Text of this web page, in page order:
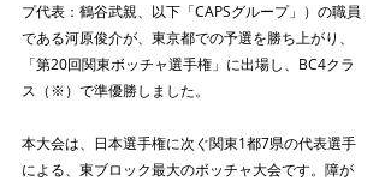
プ代表：鶴谷武親、以下「CAPSグループ」）の職員
である河原俊介が、東京都での予選を勝ち上がり、
「第20回関東ボッチャ選手権」に出場し、BC4クラ
ス（※）で準優勝しました。
本大会は、日本選手権に次ぐ関東1都7県の代表選手
による、東ブロック最大のボッチャ大会です。障が